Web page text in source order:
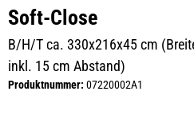
Soft-Close
B/H/T ca. 330x216x45 cm
inkl. 15 cm Abstand)
Produktnummer: 07220002A1